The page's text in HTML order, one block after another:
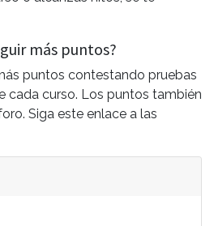
más puntos?
puntos contestando pruebas
cada curso. Los puntos también
Siga este enlace a las